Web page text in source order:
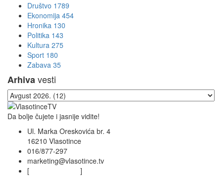
Društvo 1789
Ekonomija 454
Hronika 130
Politika 143
Kultura 275
Sport 180
Zabava 35
Arhivavesti
Da bolje čujete i jasnije vidite!
Ul. Marka Oreskovića br. 4
16210 Vlasotince
016/877-297
marketing@vlasotince.tv
[
]